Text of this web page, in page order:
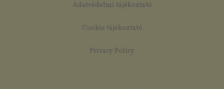
Adatvédelmi tájékoztató
Cookie tájékoztató
Privacy Policy